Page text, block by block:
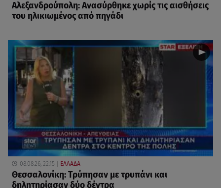
Αλεξανδρούπολη: Ανασύρθηκε χωρίς τις αισθήσεις
του ηλικιωμένος από πηγάδι
08.08.26, 22:15 ΕΛΛΑΔΑ
Θεσσαλονίκη: Τρύπησαν με τρυπάνι και
δηλητηρίασαν δύο δέντρα